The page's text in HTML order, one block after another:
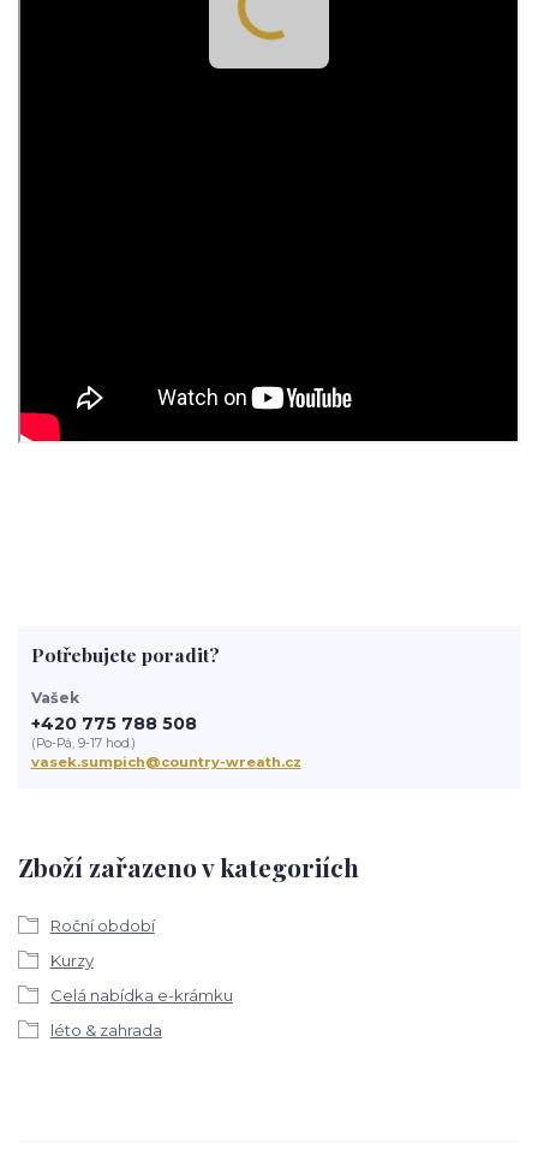
Zboží zařazeno v kategoriích
Roční období
Kurzy
Celá nabídka e-krámku
léto & zahrada
Potřebujete poradit?
Vašek
+420 775 788 508
(Po-Pá, 9-17 hod.)
vasek.sumpich@country-wreath.cz